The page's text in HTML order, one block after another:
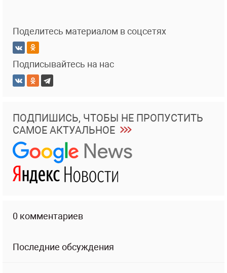
Поделитесь материалом в соцсетях
Подписывайтесь на нас
ПОДПИШИСЬ, ЧТОБЫ НЕ ПРОПУСТИТЬ
САМОЕ АКТУАЛЬНОЕ
0 комментариев
Последние обсуждения